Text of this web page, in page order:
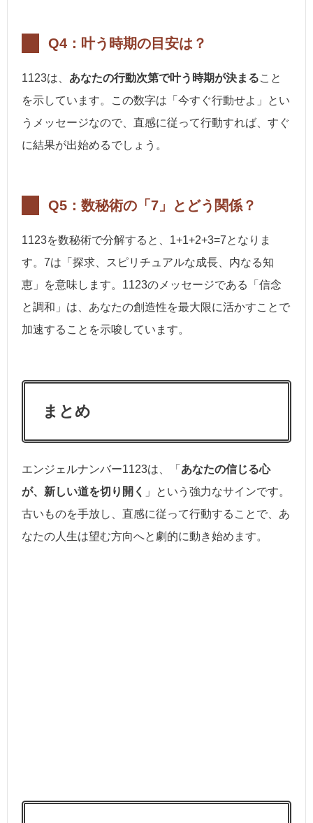
Q4：叶う時期の目安は？
1123は、 あなたの行動次第で叶う時期が決まること
を示しています。この数字は「今すぐ行動せよ」とい
うメッセージなので、直感に従って行動すれば、すぐ
に結果が出始めるでしょう。
Q5：数秘術の「7」とどう関係？
1123を数秘術で分解すると、1+1+2+3=7となりま
す。7は「探求、スピリチュアルな成長、内なる知
恵」を意味します。1123のメッセージである「信念
と調和」は、あなたの創造性を最大限に活かすことで
加速することを示唆しています。
まとめ
エンジェルナンバー1123は、「 あなたの信じる心
が、新しい道を切り開く
」という強力なサインです。
古いものを手放し、直感に従って行動することで、あ
なたの人生は望む方向へと劇的に動き始めます。